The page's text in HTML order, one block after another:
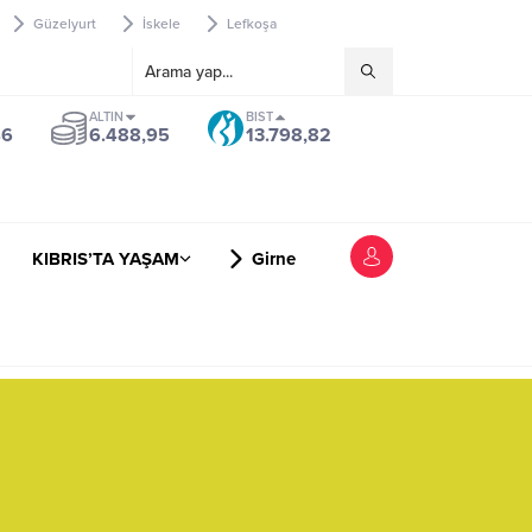
Güzelyurt İskele Lefkoşa
ALTIN
6.488,95
BIST
13.798,82
KIBRIS’TA YAŞAM Girne